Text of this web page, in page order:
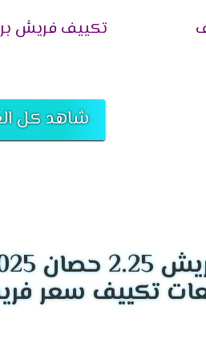
بـ قسم الصيانة التابع لفروع
تقدم الشركة عروض وخصومات
لأي موديل أو منتج لأجهزة فريش
طيبة في الأسواق العربية، من
العملاء والعملاء المتصلين، وفي
تكييف فريش
شاهد كل